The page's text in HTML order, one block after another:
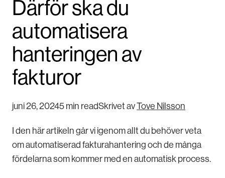
Därför ska du
automatisera
hanteringen av
fakturor
juni 26, 20245 min readSkrivet avTove Nilsson
I den här artikeln går vi igenom allt du behöver veta
om automatiserad fakturahantering och de många
fördelarna som kommer med en automatisk process.